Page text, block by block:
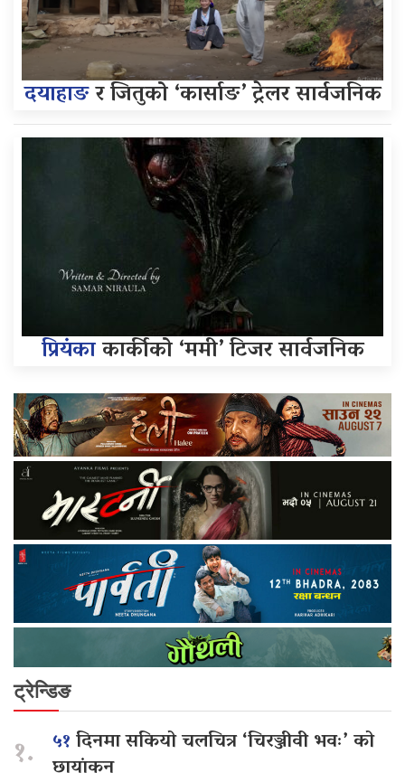
दयाहाङर जितुको ‘कार्साङ’ ट्रेलर सार्वजनिक
प्रियंकाकार्कीको ‘ममी’ टिजर सार्वजनिक
ट्रेन्डिङ
१. ५१दिनमा सकियो चलचित्र ‘चिरञ्जीवी भवः’ को